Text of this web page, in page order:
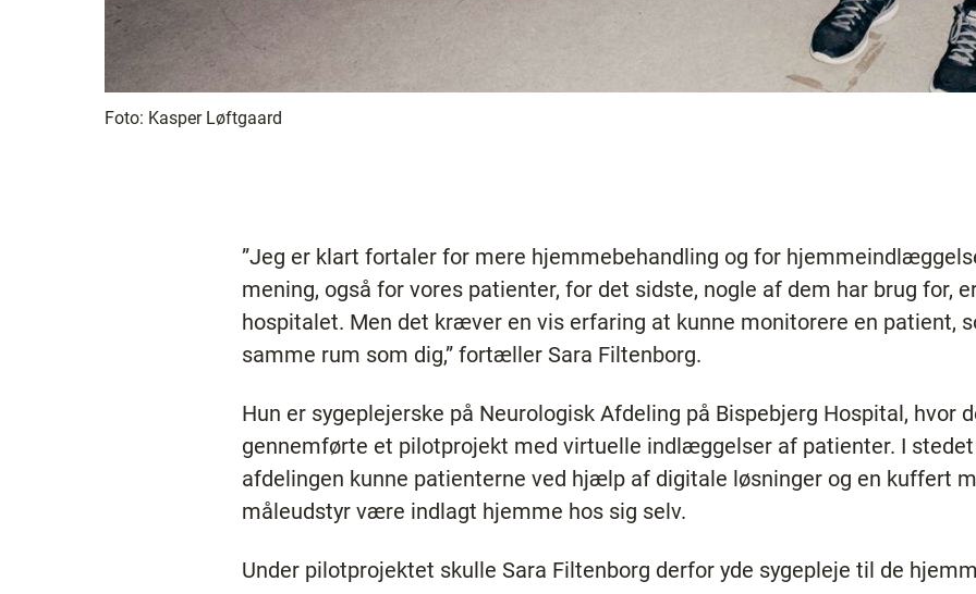
Foto: Kasper Løftgaard
”Jeg er klart fortaler for mere hjemmebehandling og for
mening, også for vores patienter, for det sidste, nogle af dem har brug for,
hospitalet. Men det kræver en vis erfaring at kunne monitorere en patient,
samme rum som dig,” fortæller Sara Filtenborg.
Hun er sygeplejerske på Neurologisk Afdeling på Bispebjerg Hospital, hvor
gennemførte et pilotprojekt med virtuelle indlæggelser af patienter. I
afdelingen kunne patienterne ved hjælp af digitale løsninger og en kuffert
måleudstyr være indlagt hjemme hos sig selv.
Under pilotprojektet skulle Sara Filtenborg derfor yde sygepleje til de